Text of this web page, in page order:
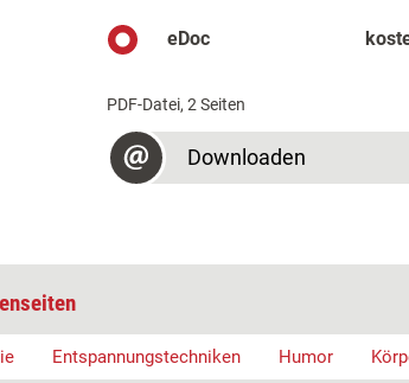
eDoc
PDF-Datei, 2 Seiten
Downloaden
Entspannungstechniken Humor